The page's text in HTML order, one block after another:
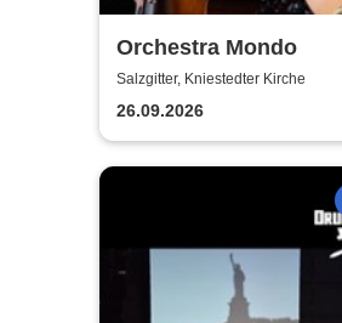
Orchestra Mondo
Salzgitter, Kniestedter Kirche
26.09.2026